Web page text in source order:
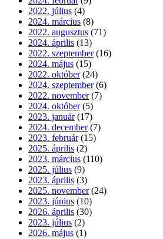
2022. július (4)
2024. március (8)
2022. augusztus (71)
2024. április (13)
2022. szeptember (16)
2024. május (15)
2022. október (24)
2024. szeptember (6)
2022. november (7)
2024. október (5)
2023. január (17)
2024. december (7)
2023. február (15)
2025. április (2)
2023. március (110)
2025. július (9)
2023. április (3)
2025. november (24)
2023. június (10)
2026. április (30)
2023. július (2)
2026. május (1)